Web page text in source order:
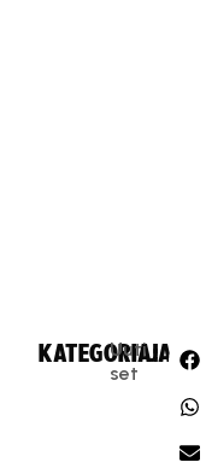
KATEGORIA:
Uuti
set
JAA: